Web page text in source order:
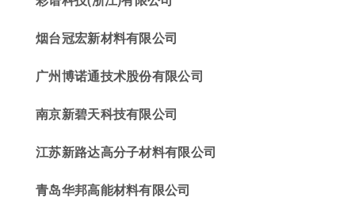
烟台冠宏新材料有限公司
广州博诺通技术股份有限公司
南京新碧天科技有限公司
江苏新路达高分子材料有限公司
青岛华邦高能材料有限公司